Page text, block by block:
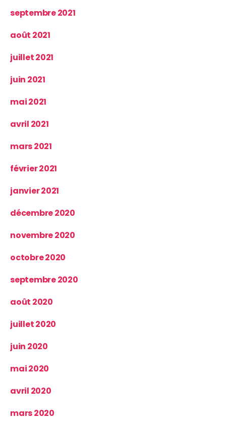
septembre 2021
août 2021
juillet 2021
juin 2021
mai 2021
avril 2021
mars 2021
février 2021
janvier 2021
décembre 2020
novembre 2020
octobre 2020
septembre 2020
août 2020
juillet 2020
juin 2020
mai 2020
avril 2020
mars 2020